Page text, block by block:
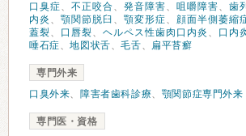
口臭症、 不正咬合、 発音障害、 咀嚼障害、 歯
内炎 、 顎関節脱臼 、 顎変形症、 顔面半側萎縮
蓋裂、 口唇裂、 ヘルペス性歯肉口内炎 、 口内
唾石症、地図状舌、毛舌、 扁平苔癬
専門外来
口臭外来、 障害者歯科診療、 顎関節症専門外来
専門医・資格